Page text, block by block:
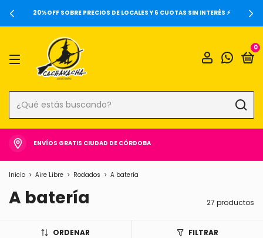
20%OFF SOBRE PRECIOS DE LOCALES Y 6 CUOTAS SIN INTERÉS ⚡️
0
ENVÍOS GRATIS CIUDAD DE CÓRDOBA
Inicio > Aire Libre > Rodados > A batería
A batería 27 productos
ORDENAR FILTRAR